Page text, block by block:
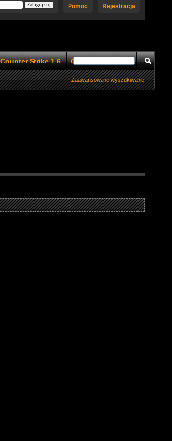
Rejestracja
Pomoc
Counter Strike 1.6 Counter Strike 1.5
Zaawansowane wyszukiwanie